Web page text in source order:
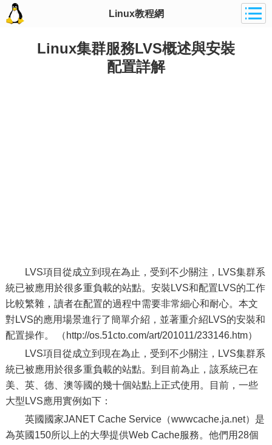
Linux教程網
Linux集群服務LVS概述與安裝
配置詳解
LVS項目從成立到現在為止，受到不少關注，LVS集群系
統已被應用於很多重負載的站點。安裝LVS和配置LVS的工作
比較繁雜，讀者在配置的過程中需要非常細心和耐心。本文
對LVS的應用場景進行了簡單介紹，並著重介紹LVS的安裝和
配置操作。 （http://os.51cto.com/art/201011/233146.htm）
LVS項目從成立到現在為止，受到不少關注，LVS集群系
統已被應用於很多重負載的站點。到目前為止，該系統已在
美、英、德、澳等國的幾十個站點上正式使用。目前，一些
大型LVS應用實例如下：
英國國家JANET Cache Service（wwwcache.ja.net）是
為英國150所以上的大學提供Web Cache服務。他們用28個